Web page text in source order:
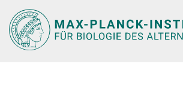
Hauptinhalt